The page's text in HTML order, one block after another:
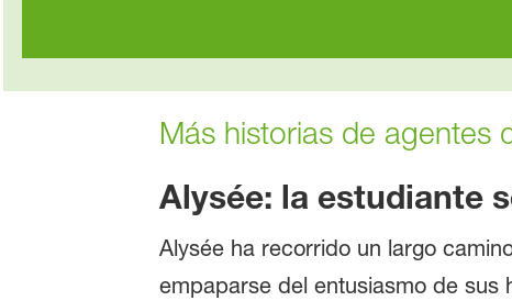
Más historias de agentes
Alysée: la estudiante
Alysée ha recorrido un largo
empaparse del entusiasmo de sus